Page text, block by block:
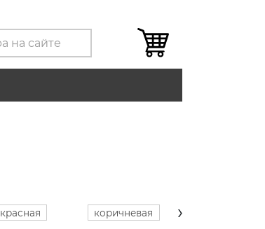
красная коричневая ›